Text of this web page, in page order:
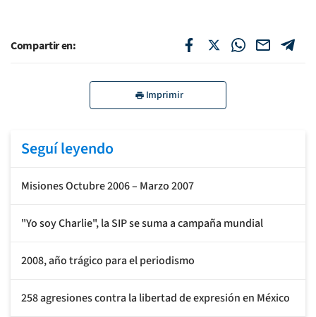
Compartir en:
Imprimir
Seguí leyendo
Misiones Octubre 2006 – Marzo 2007
"Yo soy Charlie", la SIP se suma a campaña mundial
2008, año trágico para el periodismo
258 agresiones contra la libertad de expresión en México